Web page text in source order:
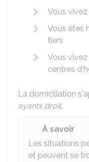
Vous
Vous êtes
tiers
Vous
centres
La domiciliation
ayants droit.
À savoir
Les situations
et peuvent se